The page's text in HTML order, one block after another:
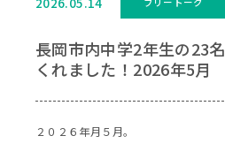
長岡市内中学2年生の23
くれました！2026年5月
２０２６年月５月。